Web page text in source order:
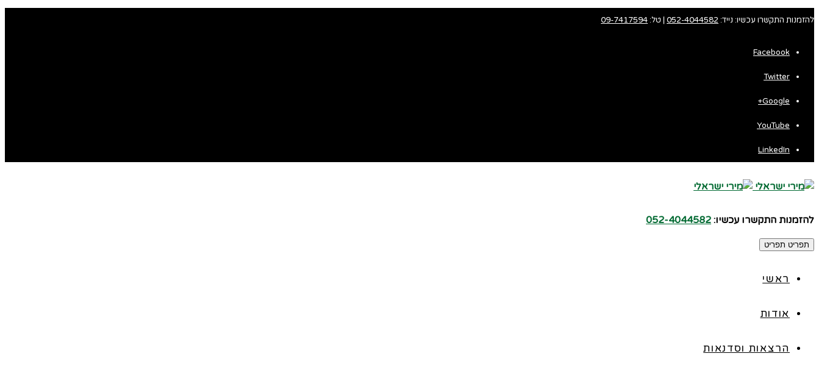
להזמנות התקשרו עכשיו: נייד: 052-4044582 | טל:09-7417594
Facebook
Twitter
Google+
YouTube
LinkedIn
להזמנות התקשרו עכשיו: 052-4044582
תפריט תפריט
ראשי
אודות
הרצאות וסדנאות